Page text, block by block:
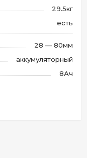
29.5кг
есть
28 — 80мм
аккумуляторный
8Ач